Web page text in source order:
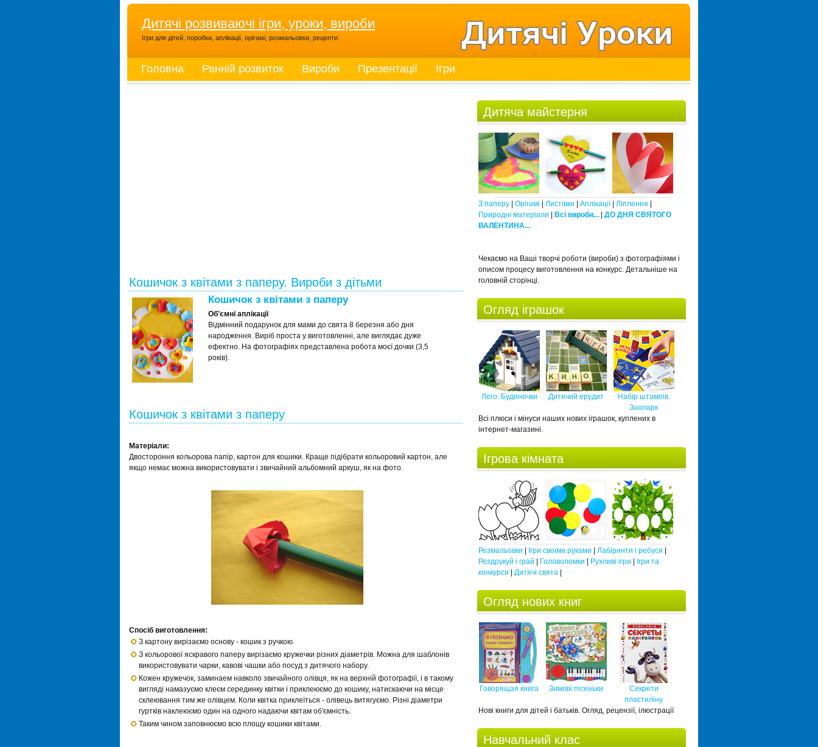
Дитячі розвиваючі ігри, уроки, вироби
Ігри для дітей, поробки, аплікації, орігамі, розмальовки, рецепти.
Головна Ранній розвиток Вироби Презентації Ігри
Кошичок з квітами з паперу. Вироби з дітьми
Кошичок з квітами з паперу
Об'ємні аплікації
Відмінний подарунок для мами до свята 8 березня або дня
народження. Виріб проста у виготовленні, але виглядає дуже
ефектно. На фотографіях представлена робота моєї дочки (3,5
років).
Кошичок з квітами з паперу
Матеріали:
Двостороння кольорова папір, картон для кошики. Краще підібрати кольоровий картон, але
якщо немає можна використовувати і звичайний альбомний аркуш, як на фото.
Спосіб виготовлення:
З картону вирізаємо основу - кошик з ручкою.
З кольорової яскравого паперу вирізаємо кружечки різних діаметрів. Можна для шаблонів
використовувати чарки, кавові чашки або посуд з дитячого набору.
Кожен кружечок, заминаем навколо звичайного олівця, як на верхній фотографії, і в такому
вигляді намазуємо клеєм серединку квітки і приклеюємо до кошику, натискаючи на місце
склеювання тим же олівцем. Коли квітка приклеїться - олівець витягуємо. Різні діаметри
гуртків наклеюємо один на одного надаючи квітам об'ємність.
Таким чином заповнюємо всю площу кошики квітами.
Дитяча майстерня
З паперу Орігамі Листівки Аплікації| Ліплення
Природні матеріали
Всі вироби...
ДО ДНЯ СВЯТОГО
ВАЛЕНТИНА...
Чекаємо на Ваші творчі роботи (вироби) з фотографіями і
описом процесу виготовлення на конкурс. Детальніше на
головній сторінці.
Огляд іграшок
Лего. Будиночки Дитячий ерудит
Набір штампів.
Зоопарк
Всі плюси і мінуси наших нових іграшок, куплених в
інтернет-магазині.
Ігрова кімната
Розмальовки Ігри своїми руками Лабіринти і ребуси
Роздрукуй і грай
Головоломки Рухливі ігри
Ігри та
конкурси
Дитячі свята
Огляд нових книг
Говорящая книга Зимові пісеньки
Секрети
пластиліну
Нові книги для дітей і батьків. Огляд, рецензії, ілюстрації
Навчальний клас